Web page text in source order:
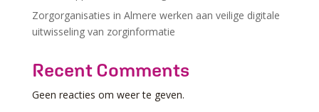
Zorgorganisaties in Almere werken aan veilige digitale
uitwisseling van zorginformatie
Recent Comments
Geen reacties om weer te geven.